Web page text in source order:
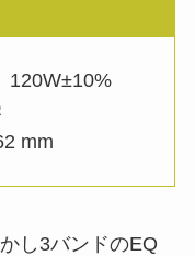
120W±10%
mm
し3バンドのEQ